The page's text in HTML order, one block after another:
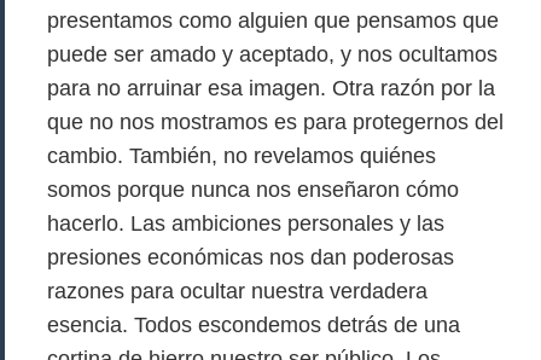
presentamos como alguien que pensamos que
puede ser amado y aceptado, y nos ocultamos
para no arruinar esa imagen. Otra razón por la
que no nos mostramos es para protegernos del
cambio. También, no revelamos quiénes
somos porque nunca nos enseñaron cómo
hacerlo. Las ambiciones personales y las
presiones económicas nos dan poderosas
razones para ocultar nuestra verdadera
esencia. Todos escondemos detrás de una